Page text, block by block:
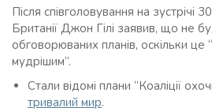
Після співголовування на зустрічі
Британії Джон Гілі заявив, що не
обговорюваних планів, оскільки це
мудрішим”.
Стали відомі плани “Коаліції
тривалий мир.